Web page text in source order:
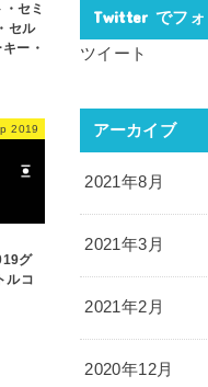
セミ
セル
ー・
2019
グ
ルコ
Twitter でフォ
ツイート
アーカイブ
2021年8月
2021年3月
2021年2月
2020年12月